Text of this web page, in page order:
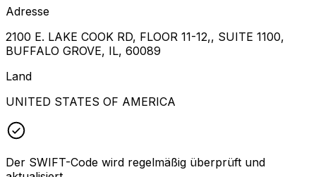
Adresse
2100 E. LAKE COOK RD, FLOOR 11-12,, SUITE 1100,
BUFFALO GROVE, IL, 60089
Land
UNITED STATES OF AMERICA
Der SWIFT-Code wird regelmäßig überprüft und